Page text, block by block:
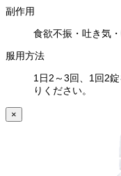
副作用
食欲不振・吐き気
服用方法
1日2～3回、1回2
りください。
×